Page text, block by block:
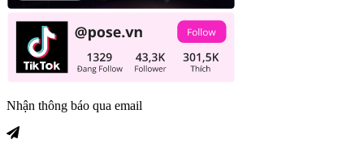
Nhận thông báo qua email